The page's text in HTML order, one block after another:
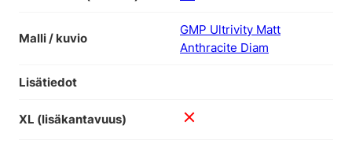
Malli / kuvio
GMP Ultrivity Matt
Anthracite Diam
Lisätiedot
XL (lisäkantavuus)